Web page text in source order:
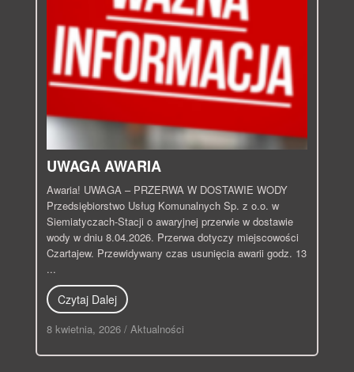
UWAGA AWARIA
Awaria! UWAGA – PRZERWA W DOSTAWIE WODY
Przedsiębiorstwo Usług Komunalnych Sp. z o.o. w
Siemiatyczach-Stacji o awaryjnej przerwie w dostawie
wody w dniu 8.04.2026. Przerwa dotyczy miejscowości
Czartajew. Przewidywany czas usunięcia awarii godz. 13
...
Czytaj Dalej
8 kwietnia, 2026 / Aktualności